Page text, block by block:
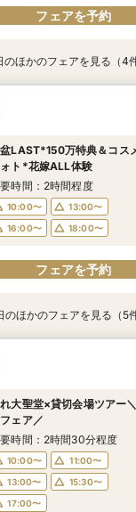
フェアを予約
特典あり
日1組貸切で叶える】贅沢
待
10:00〜
13:00〜
16:00〜
18:00〜
フェアを予約
念写真プレゼント】上質
堂見学会
10:00〜
13:00〜
16:00〜
18:00〜
フェアを予約
前式or和婚検討】神殿
かりフェア
10:00〜
13:00〜
16:00〜
18:00〜
フェアを予約
重視*当館最大150万特
積相談
10:00〜
13:00〜
16:00〜
18:00〜
フェアを予約
のほかのフェアを見る（4件
LAST*150万特典＆コス
ト*花嫁ALL体験
時間：2時間程度
10:00〜
13:00〜
16:00〜
18:00〜
フェアを予約
特典あり
日1組貸切で叶える】贅沢
待
10:00〜
16:00〜
18:00〜
フェアを予約
念写真プレゼント】上質
堂見学会
10:00〜
16:00〜
18:00〜
フェアを予約
前式or和婚検討】神殿
かりフェア
10:00〜
16:00〜
18:00〜
フェアを予約
重視*当館最大150万特
積相談
10:00〜
16:00〜
18:00〜
フェアを予約
特典あり
レス試着フェア】憧れ衣
特典付／
10:00〜
16:00〜
18:00〜
フェアを予約
のほかのフェアを見る（5件
大聖堂×貸切会場ツアー
ェア／
時間：2時間30分程度
10:00〜
11:00〜
13:00〜
15:30〜
17:00〜